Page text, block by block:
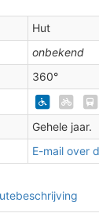
Hut
onbekend
360°
Gehele jaar.
E-mail over